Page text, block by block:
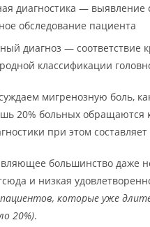
диагностика — выявление
обследование пациента
диагноз — соответствие
классификации
мигренозную боль,
20% больных обращаются
при этом
большинство даже
и низкая
которые уже
20%).